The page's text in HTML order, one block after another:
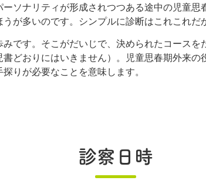
ソナリティが形成されつつある途中の児童思
が多いのです。シンプルに診断はこれこれだ
です。そこがだいじで、決められたコース
どおりにはいきません）。児童思春期外来
りが必要なことを意味します。
診察日時